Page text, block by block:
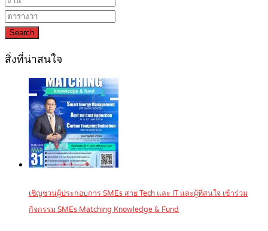
Search
สิ่งที่น่าสนใจ
เชิญชวนผู้ประกอบการ SMEs สาย Tech และ IT และผู้ที่สนใจ เข้าร่วม
กิจกรรม SMEs Matching Knowledge & Fund